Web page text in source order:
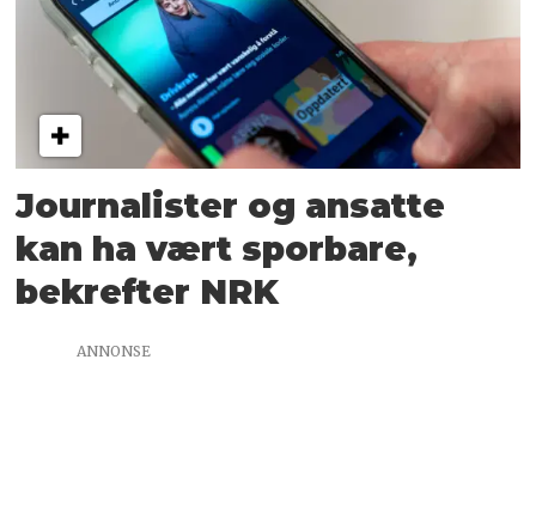
Journalister og ansatte
kan ha vært sporbare,
bekrefter NRK
ANNONSE